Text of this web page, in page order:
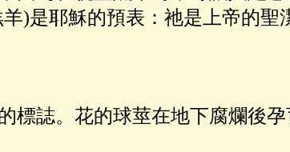
)是耶穌的預表：祂是上帝的聖
標誌。花的球莖在地下腐爛後